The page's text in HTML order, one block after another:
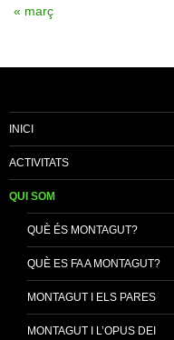
« març
INICI
ACTIVITATS
QUI SOM
QUÈ ÉS MONTAGUT?
QUÈ ES FA A MONTAGUT?
MONTAGUT I ELS PARES
MONTAGUT I L’OPUS DEI